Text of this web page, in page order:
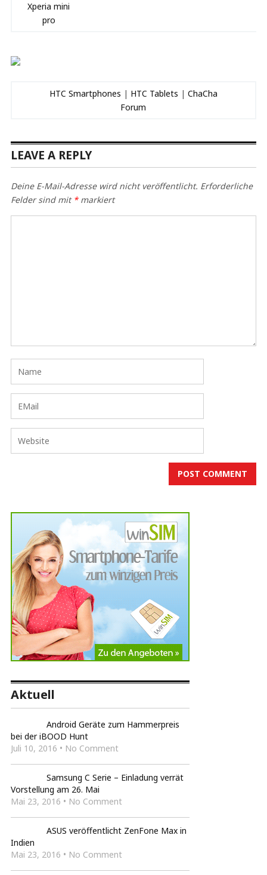
Xperia mini
pro
HTC Smartphones | HTC Tablets | ChaCha
Forum
LEAVE A REPLY
Deine E-Mail-Adresse wird nicht veröffentlicht. Erforderliche
Felder sind mit *markiert
Aktuell
Android Geräte zum Hammerpreis
bei der iBOOD Hunt
Juli 10, 2016 • No Comment
Samsung C Serie – Einladung verrät
Vorstellung am 26. Mai
Mai 23, 2016 • No Comment
ASUS veröffentlicht ZenFone Max in
Indien
Mai 23, 2016 • No Comment